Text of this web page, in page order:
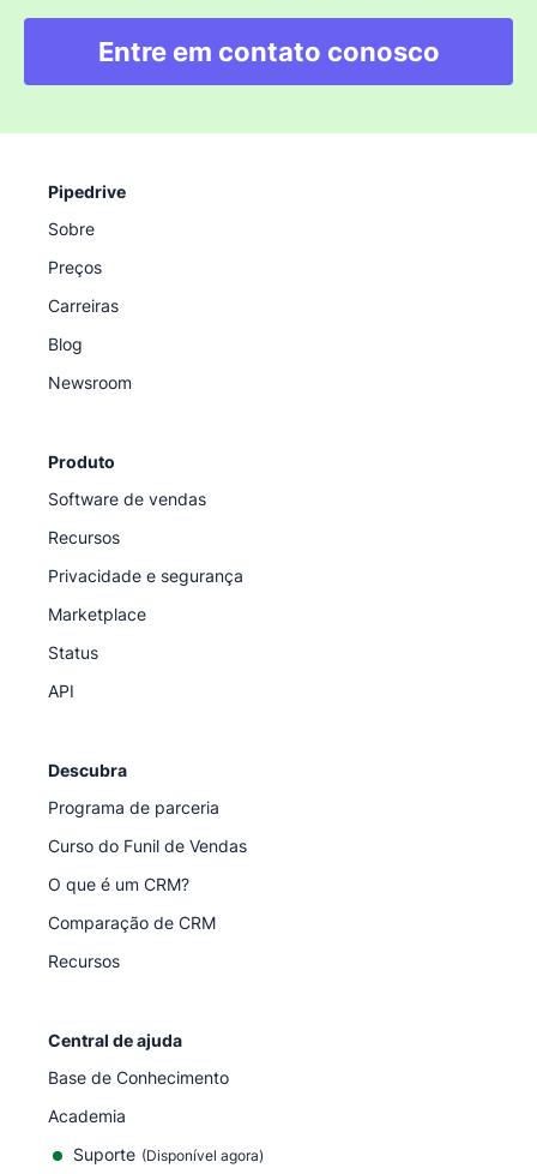
Entre em contato conosco
Pipedrive
Sobre
Preços
Carreiras
Blog
Newsroom
Produto
Software de vendas
Recursos
Privacidade e segurança
Marketplace
Status
API
Descubra
Programa de parceria
Curso do Funil de Vendas
O que é um CRM?
Comparação de CRM
Recursos
Central de ajuda
Base de Conhecimento
Academia
Suporte (Disponível agora)